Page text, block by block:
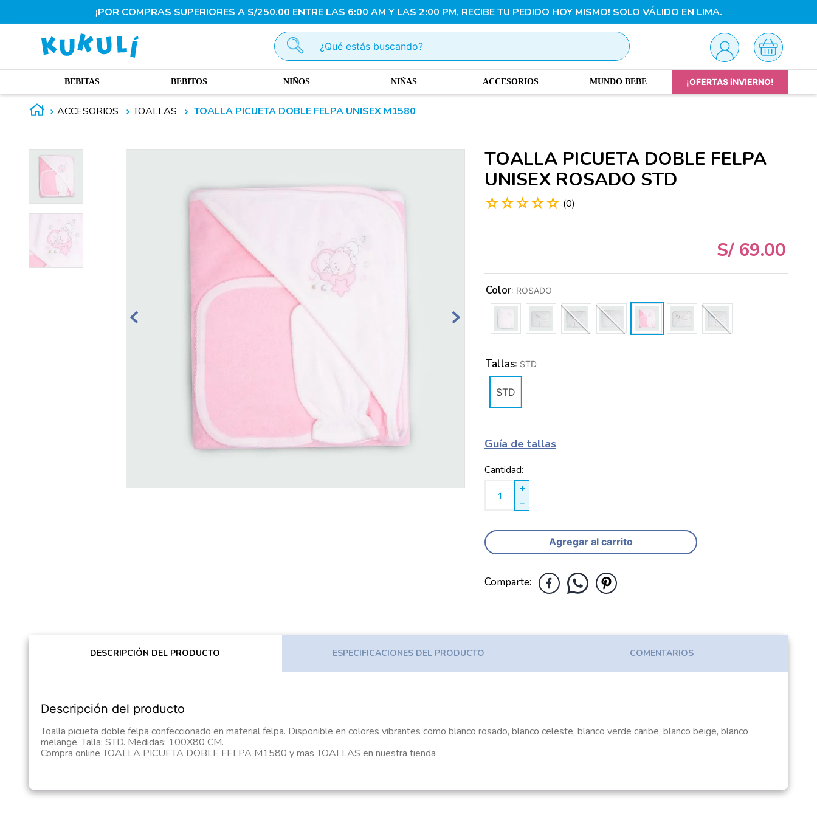
¡POR COMPRAS SUPERIORES A S/250.00 ENTRE LAS 6:00 AM Y LAS 2:00 PM, RECIBE TU PEDIDO HOY MISMO! SOLO VÁLIDO EN LIMA.
¿Qué estás buscando?
BEBITAS BEBITOS NIÑOS NIÑAS ACCESORIOS MUNDO BEBE ¡OFERTAS iNVIERNO!
ACCESORIOS TOALLAS TOALLA PICUETA DOBLE FELPA UNISEX M1580
TOALLA PICUETA DOBLE FELPA
UNISEX ROSADO STD
☆☆☆☆☆ (0)
S/ 69.00
Tallas: STD
STD
Color: ROSADO
Guía de tallas
Cantidad
＋
－
Agregar al carrito
Comparte
DESCRIPCIÓN DEL PRODUCTO ESPECIFICACIONES DEL PRODUCTO COMENTARIOS
Descripción del producto
Toalla picueta doble felpa confeccionado en material felpa. Disponible en colores vibrantes como blanco rosado, blanco celeste, blanco verde caribe, blanco beige, blanco
melange. Talla: STD. Medidas: 100X80 CM.
Compra online TOALLA PICUETA DOBLE FELPA M1580 y mas TOALLAS en nuestra tienda